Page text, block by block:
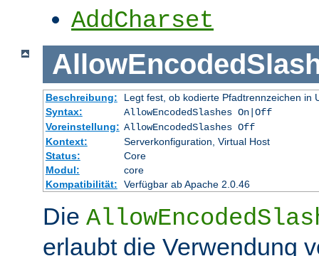
AddCharset
Beschreibung:
Legt fest, ob kodierte Pfadtrennzeichen in
Syntax:
AllowEncodedSlashes On|Off
Voreinstellung: AllowEncodedSlashes Off
Kontext:
Serverkonfiguration, Virtual Host
Status:
Core
Modul:
core
Kompatibilität:
Verfügbar ab Apache 2.0.46
Die
erlaubt die Verwendung